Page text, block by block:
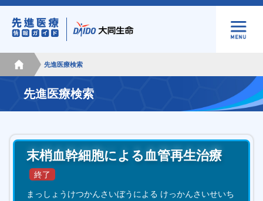
先進医療検索
先進医療検索
末梢血幹細胞による血管再生治療
まっしょうけつかんさいぼうによる けっかんさいせいち